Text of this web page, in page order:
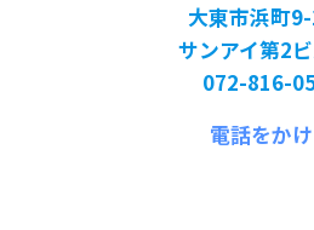
大東市浜町
サンアイ第2
072-816-
電話をか